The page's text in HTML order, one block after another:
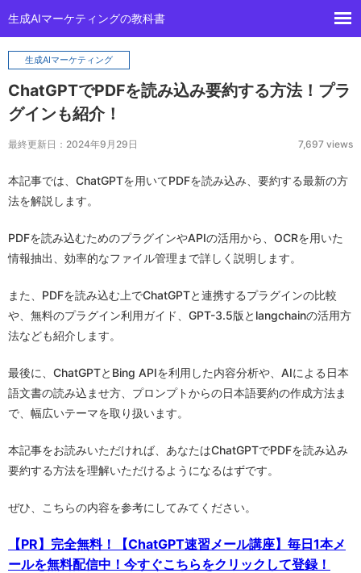
生成AIマーケティングの教科書
生成AIマーケティング
ChatGPTでPDFを読み込み要約する方法！プラ
グインも紹介！
最終更新日：2024年9月29日 7,697 views
本記事では、ChatGPTを用いてPDFを読み込み、要約する最新の方
法を解説します。
PDFを読み込むためのプラグインやAPIの活用から、OCRを用いた
情報抽出、効率的なファイル管理まで詳しく説明します。
また、PDFを読み込む上でChatGPTと連携するプラグインの比較
や、無料のプラグイン利用ガイド、GPT-3.5版とlangchainの活用方
法なども紹介します。
最後に、ChatGPTとBing APIを利用した内容分析や、AIによる日本
語文書の読み込ませ方、プロンプトからの日本語要約の作成方法ま
で、幅広いテーマを取り扱います。
本記事をお読みいただければ、あなたはChatGPTでPDFを読み込み
要約する方法を理解いただけるようになるはずです。
ぜひ、こちらの内容を参考にしてみてください。
【PR】完全無料！【ChatGPT速習メール講座】毎日1本メ
ールを無料配信中！今すぐこちらをクリックして登録！